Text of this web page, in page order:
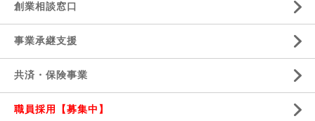
創業相談窓口
事業承継支援
共済・保険事業
職員採用【募集中】